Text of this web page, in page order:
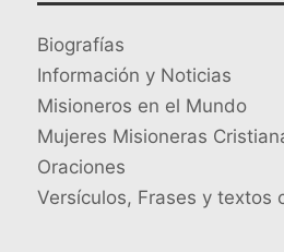
Biografías
Información y Noticias
Misioneros en el Mundo
Mujeres Misioneras
Oraciones
Versículos, Frases y textos